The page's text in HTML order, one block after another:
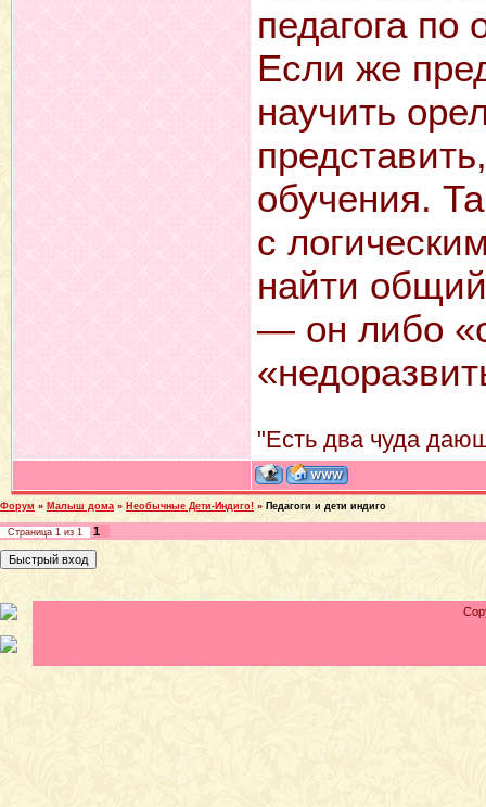
педагога
Если же
научить
обучения.
с
найти
— он либо
"Есть два чуда
Форум » Малыш дома » Необычные Дети-Индиго! » Педагоги и дети индиго
Страница 1 из 1 1